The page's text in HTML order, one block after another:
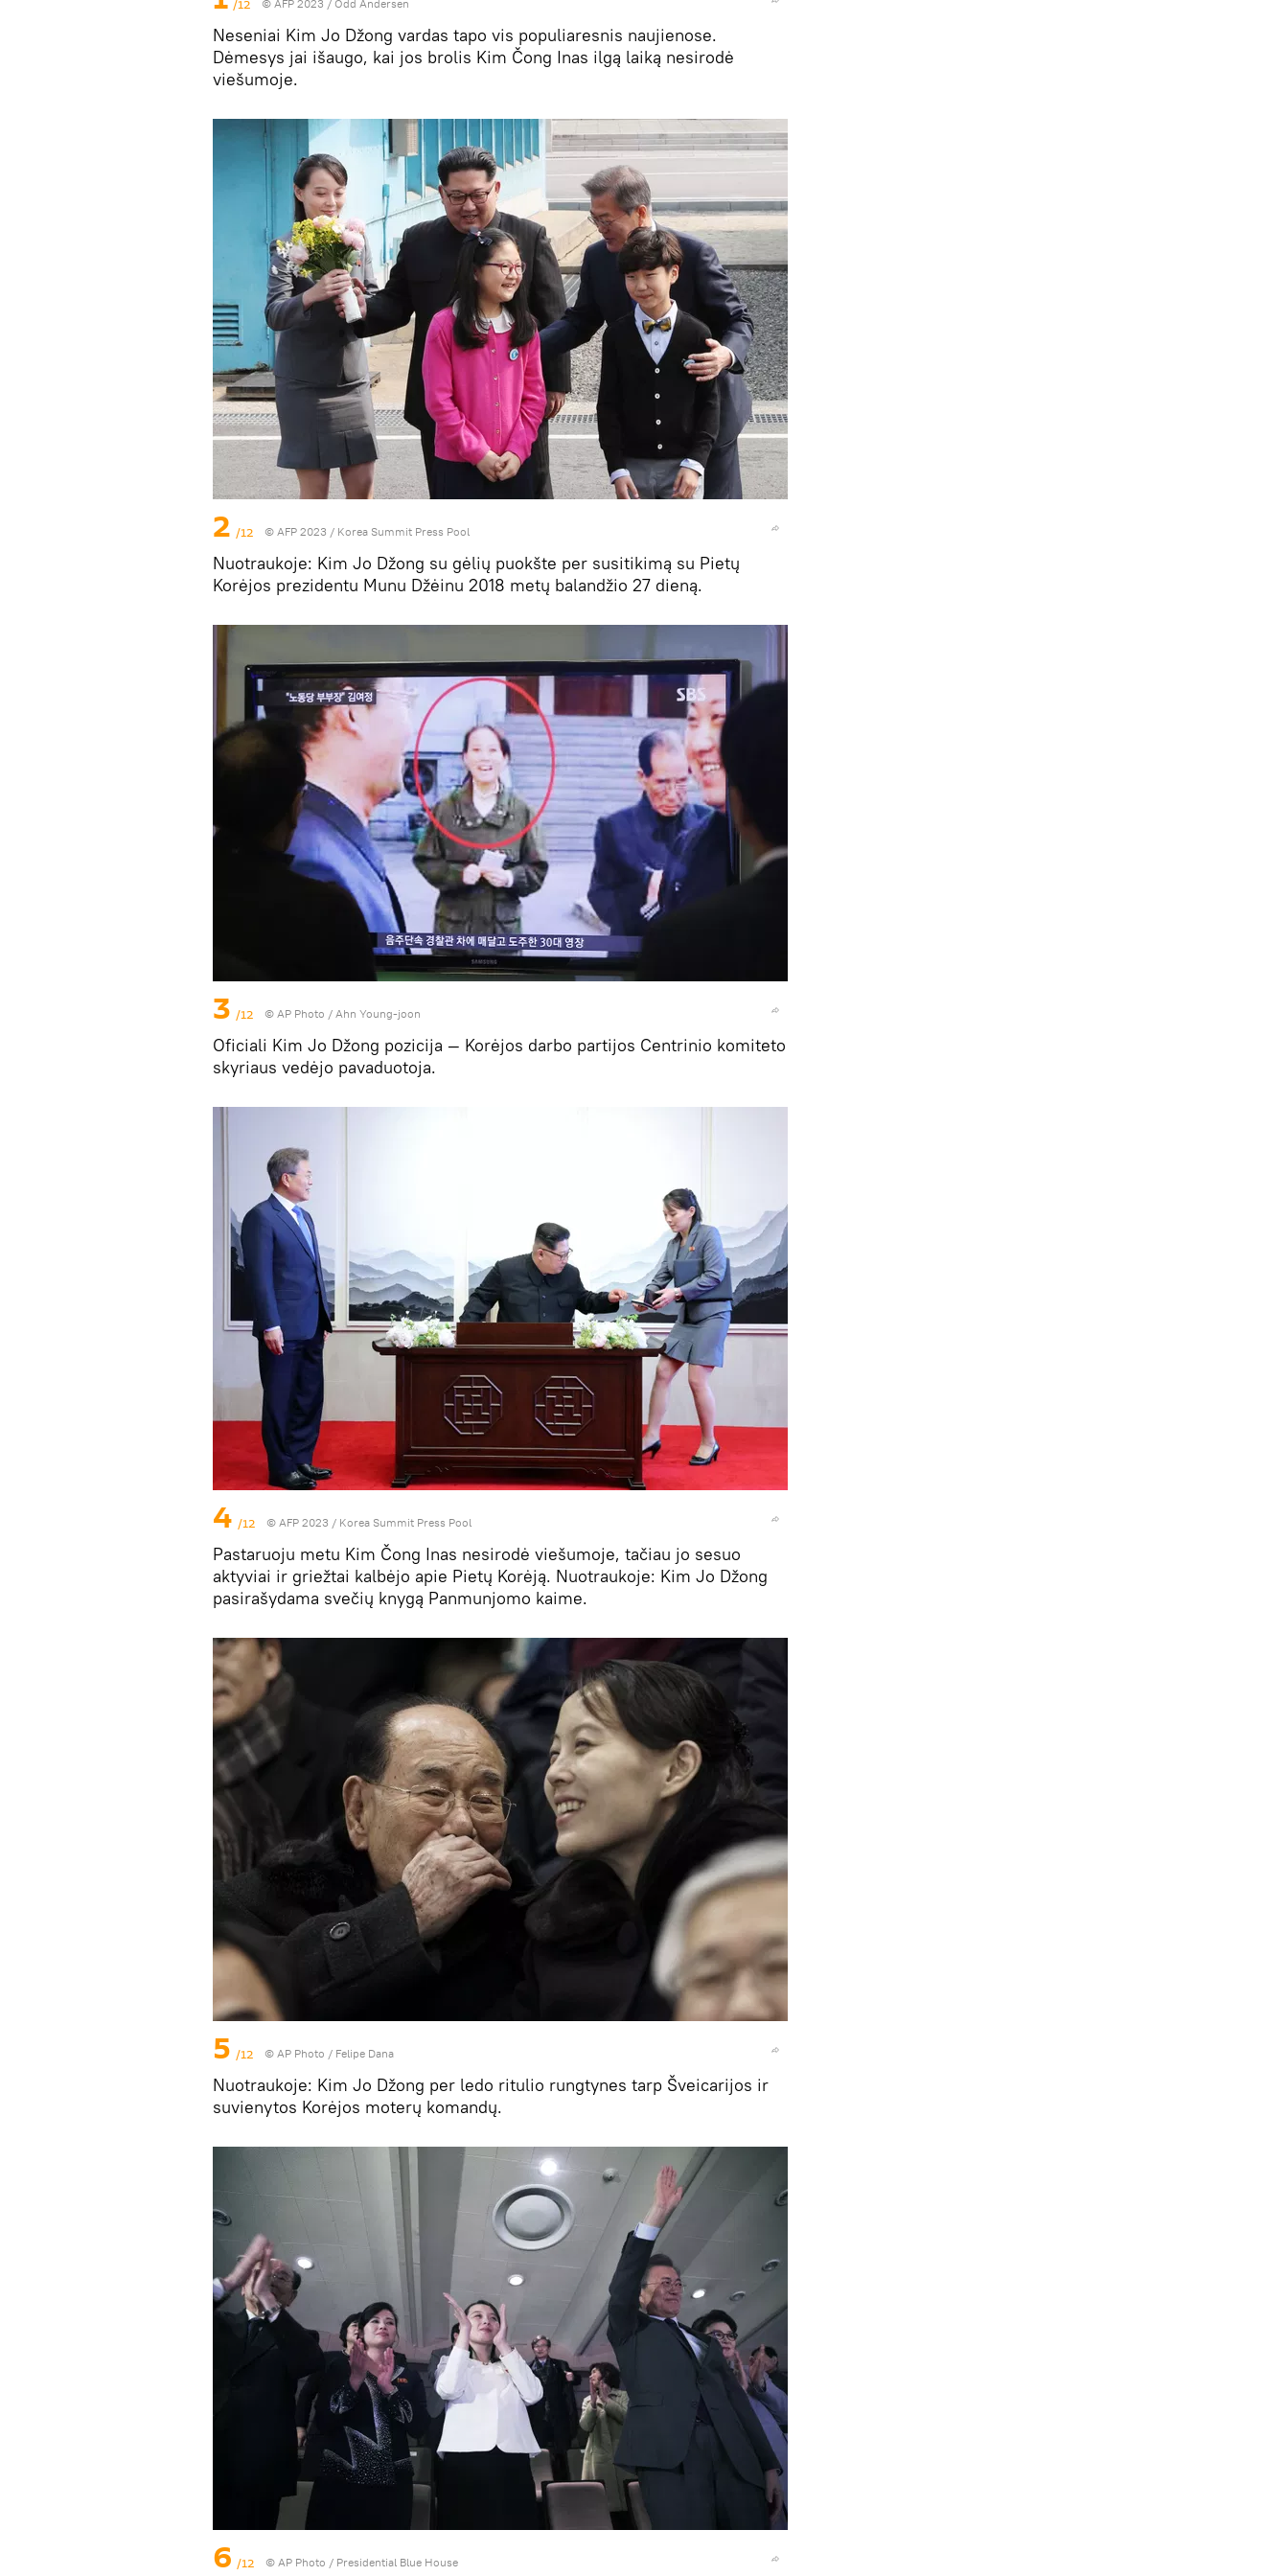
/12 © AFP 2023 / Odd Andersen
Neseniai Kim Jo Džong vardas tapo vis populiaresnis naujienose.
Dėmesys jai išaugo, kai jos brolis Kim Čong Inas ilgą laiką nesirodė
viešumoje.
2 /12 © AFP 2023 / Korea Summit Press Pool
Nuotraukoje: Kim Jo Džong su gėlių puokšte per susitikimą su Pietų
Korėjos prezidentu Munu Džėinu 2018 metų balandžio 27 dieną.
3 /12 © AP Photo / Ahn Young-joon
Oficiali Kim Jo Džong pozicija — Korėjos darbo partijos Centrinio komiteto
skyriaus vedėjo pavaduotoja.
4 /12 © AFP 2023 / Korea Summit Press Pool
Pastaruoju metu Kim Čong Inas nesirodė viešumoje, tačiau jo sesuo
aktyviai ir griežtai kalbėjo apie Pietų Korėją. Nuotraukoje: Kim Jo Džong
pasirašydama svečių knygą Panmunjomo kaime.
5 /12 © AP Photo / Felipe Dana
Nuotraukoje: Kim Jo Džong per ledo ritulio rungtynes ​​tarp Šveicarijos ir
suvienytos Korėjos moterų komandų.
6 /12 © AP Photo / Presidential Blue House